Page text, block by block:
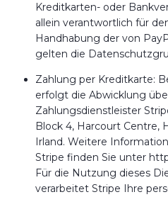
Kreditkarten- oder
allein verantwortlich für
Handhabung der von
gelten die
Zahlung per Kreditkarte:
erfolgt die Abwicklung
Zahlungsdienstleister
Block 4, Harcourt Centre,
Irland. Weitere
Stripe finden Sie unter
Für die Nutzung dieses
verarbeitet Stripe Ihre